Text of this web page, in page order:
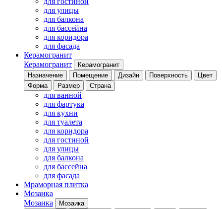
для улицы
для балкона
для бассейна
для коридора
для фасада
Керамогранит
Керамогранит
Керамогранит
Назначение
Помещение Дизайн Поверхность
Цвет
Форма
Размер Страна
для ванной
для фартука
для кухни
для туалета
для коридора
для гостиной
для улицы
для балкона
для бассейна
для фасада
Мраморная плитка
Мозаика
Мозаика
Мозаика